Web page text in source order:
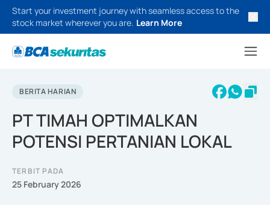
Start your investment journey with seamless access to the
stock market wherever you are. Learn More
BERITA HARIAN
PT TIMAH OPTIMALKAN
POTENSI PERTANIAN LOKAL
TERBIT PADA
25 February 2026